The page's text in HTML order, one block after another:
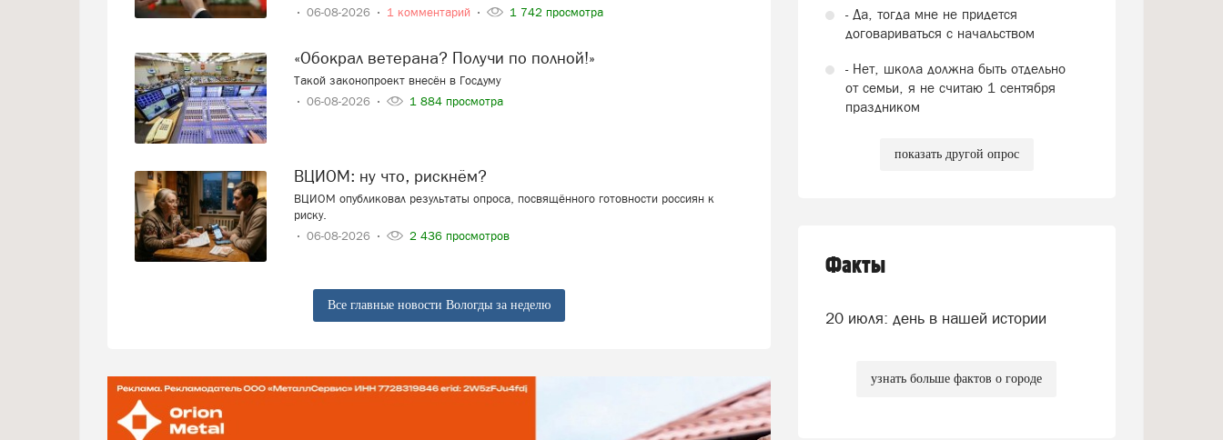
06-08-2026
1 комментарий 1 742 просмотра
«Обокрал ветерана? Получи по полной!»
Такой законопроект внесён в Госдуму
06-08-2026
1 884 просмотра
ВЦИОМ: ну что, рискнём?
ВЦИОМ опубликовал результаты опроса, посвящённого готовности россиян к
риску.
06-08-2026
2 436 просмотров
Все главные новости Вологды за неделю
- Да, тогда мне не придется
договариваться с начальством
- Нет, школа должна быть отдельно
от семьи, я не считаю 1 сентября
праздником
показать другой опрос
Факты
20 июля: день в нашей истории
узнать больше фактов о городе